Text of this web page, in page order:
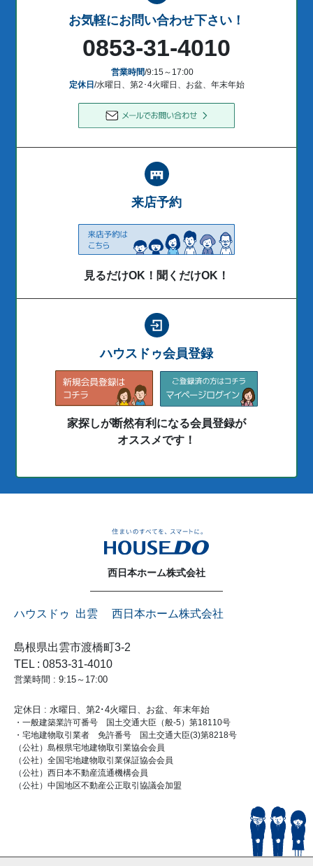
お気軽にお問い合わせ下さい！
0853-31-4010
営業時間/9:15～17:00
定休日 /水曜日、第2･4火曜日、お盆、年末年始
来店予約
見るだけOK！聞くだけOK！
ハウスドゥ会員登録
家探しが断然有利になる会員登録が
オススメです！
西日本ホーム株式会社
ハウスドゥ 出雲 西日本ホーム株式会社
島根県出雲市渡橋町3-2
TEL : 0853-31-4010
営業時間 : 9:15～17:00
定休日 : 水曜日、第2･4火曜日、お盆、年末年始
・一般建築業許可番号 国土交通大臣（般-5）第18110号
・宅地建物取引業者 免許番号 国土交通大臣(3)第8218号
（公社）島根県宅地建物取引業協会会員
（公社）全国宅地建物取引業保証協会会員
（公社）西日本不動産流通機構会員
（公社）中国地区不動産公正取引協議会加盟